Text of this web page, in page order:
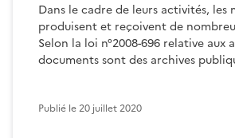
Dans le cadre de leurs activités, les
produisent et reçoivent de
Selon la loi n°2008-696 relative aux
documents sont des archives
Publié le20 juillet 2020